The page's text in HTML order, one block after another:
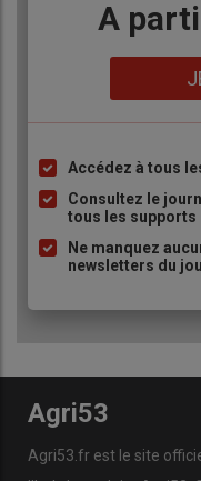
Body
A
Liste
à
puce
Accédez à tous
Consultez le
tous les supports
Ne manquez
newsletters du
Agri53
Agri53.fr est le site